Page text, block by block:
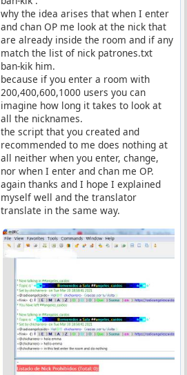
why the idea arises that when I enter
and chan OP me look at the nick that
are already inside the room and if any
match the list of nick patrones.txt
ban-kik him.
because if you enter a room with
200,400,600,1000 users you can
imagine how long it takes to look at
all the nicknames.
the script that you created and
recommended to me does nothing at
all neither when you enter, change,
nor when I enter and chan me OP.
again thanks and I hope I explained
myself well and the translator
translate in the same way.